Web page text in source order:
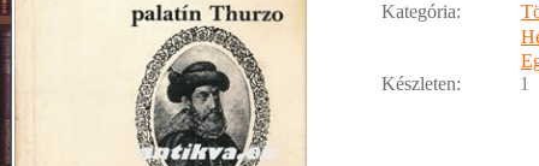
Kategória:
Készleten:
1